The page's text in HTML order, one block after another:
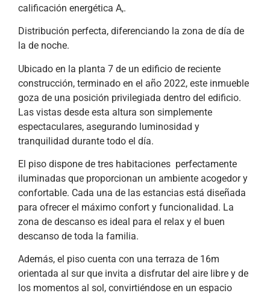
calificación energética A,.
Distribución perfecta, diferenciando la zona de día de
la de noche.
Ubicado en la planta 7 de un edificio de reciente
construcción, terminado en el año 2022, este inmueble
goza de una posición privilegiada dentro del edificio.
Las vistas desde esta altura son simplemente
espectaculares, asegurando luminosidad y
tranquilidad durante todo el día.
El piso dispone de tres habitaciones perfectamente
iluminadas que proporcionan un ambiente acogedor y
confortable. Cada una de las estancias está diseñada
para ofrecer el máximo confort y funcionalidad. La
zona de descanso es ideal para el relax y el buen
descanso de toda la familia.
Además, el piso cuenta con una terraza de 16m
orientada al sur que invita a disfrutar del aire libre y de
los momentos al sol, convirtiéndose en un espacio